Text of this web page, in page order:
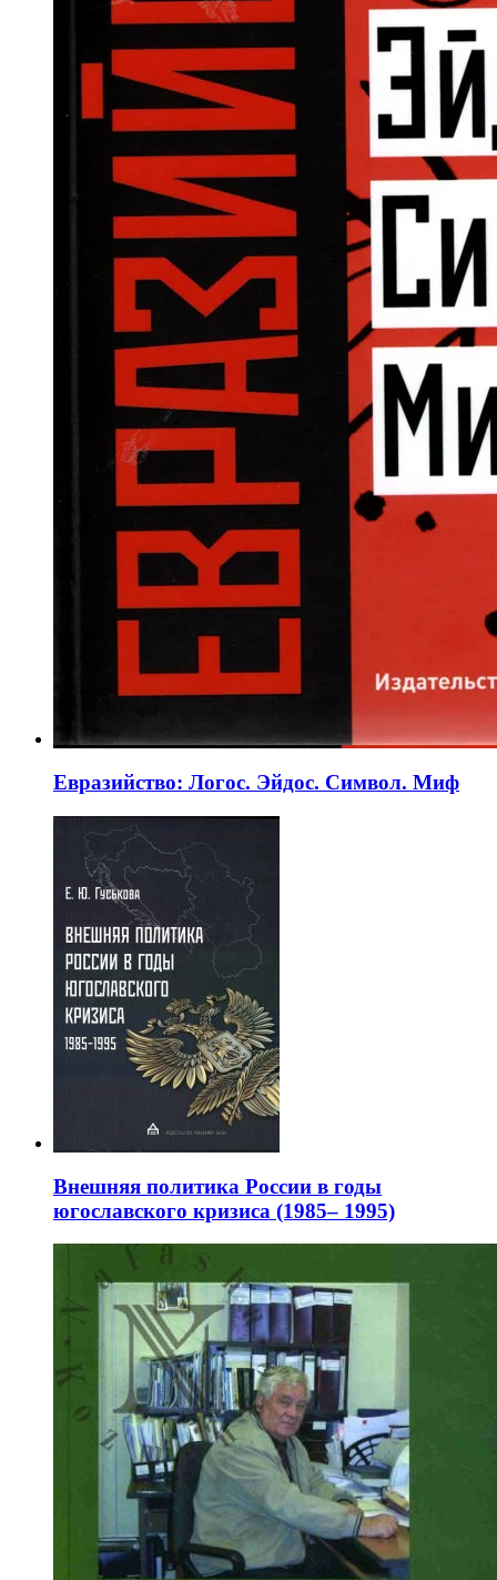
Евразийство: Логос. Эйдос. Символ. Миф
Внешняя политика России в годы
югославского кризиса (1985– 1995)